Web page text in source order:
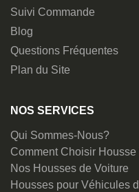
Suivi Commande
Blog
Questions Fréquentes
Plan du Site
NOS SERVICES
Qui Sommes-Nous?
Comment Choisir Housse
Nos Housses de Voiture
Housses pour Véhicules